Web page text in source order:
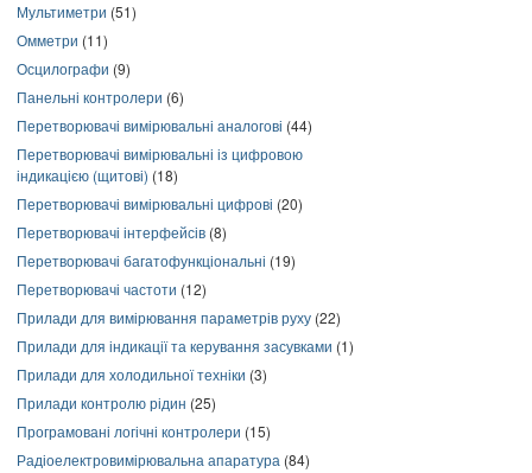
Мультиметри (51)
Омметри (11)
Осцилографи (9)
Панельні контролери (6)
Перетворювачі вимірювальні аналогові (44)
Перетворювачі вимірювальні із цифровою
індикацією (щитові) (18)
Перетворювачі вимірювальні цифрові (20)
Перетворювачі інтерфейсів (8)
Перетворювачі багатофункціональні (19)
Перетворювачі частоти (12)
Прилади для вимірювання параметрів руху (22)
Прилади для індикації та керування засувками (1)
Прилади для холодильної техніки (3)
Прилади контролю рідин (25)
Програмовані логічні контролери (15)
Радіоелектровимірювальна апаратура (84)